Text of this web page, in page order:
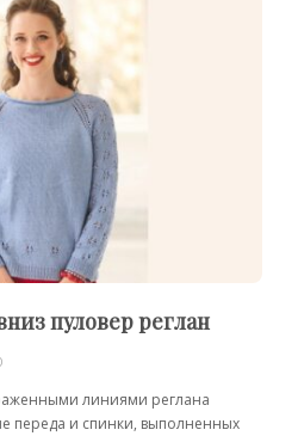
пуловер реглан
линиями реглана
переда и спинки, выполненных